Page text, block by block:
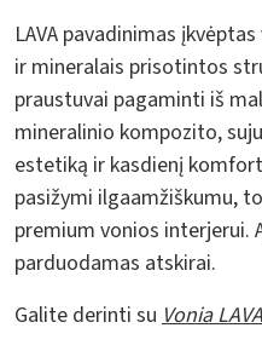
LAVA pavadinimas
ir mineralais prisotintos
praustuvai pagaminti iš
mineralinio kompozito,
estetiką ir kasdienį
pasižymi ilgaamžiškumu,
premium vonios interjerui.
parduodamas atskirai.
Galite derinti su Vonia